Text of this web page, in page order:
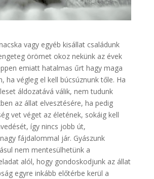
vagy egyéb kisállat családunk
örömet okoz nekünk az évek
emiatt hatalmas űrt hagy maga
ha végleg el kell búcsúznunk tőle. Ha
áldozatává válik, nem tudunk
az állat elvesztésére, ha pedig
vet véget az életének, sokáig kell
így nincs jobb út,
fájdalommal jár. Gyászunk
nem mentesülhetünk a
alól, hogy gondoskodjunk az állat
egyre inkább előtérbe kerül a